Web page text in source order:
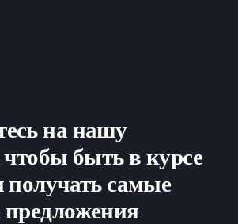
на нашу
быть в курсе
получать самые